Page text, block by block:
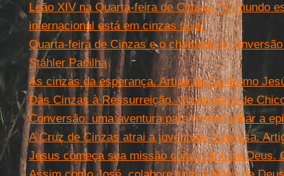
Leão XIV na Quarta-feira de Cinzas: "O mundo
internacional está em cinzas hoje"
Quarta-feira de Cinzas e o chamado à
Stähler Padilha
As cinzas da esperança. Artigo de Guillermo
Das Cinzas à Ressurreição. Comentário de
Conversão: uma aventura para testemunhar a
A Cruz de Cinzas atrai a juventude francesa.
Jesus começa sua missão como Filho de Deus.